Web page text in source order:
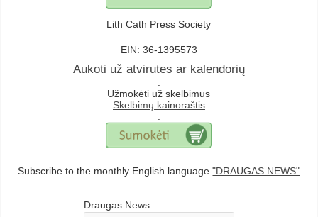
Lith Cath Press Society
EIN: 36-1395573
Aukoti už atvirutes ar kalendorių
.
Užmokėti už skelbimus
Skelbimų kainoraštis
.
Subscribe to the monthly English language"DRAUGAS NEWS"
Draugas News